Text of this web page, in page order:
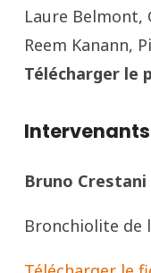
Laure Belmont,
Reem Kanann,
Télécharger le
Bruno Crestani
Bronchiolite de